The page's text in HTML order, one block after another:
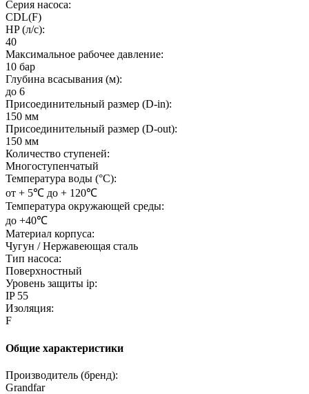
Серия насоса:
CDL(F)
HP (л/с):
40
Максимальное рабочее давление:
10 бар
Глубина всасывания (м):
до 6
Присоединительный размер (D-in):
150 мм
Присоединительный размер (D-out):
150 мм
Количество ступеней:
Многоступенчатый
Температура воды (°C):
от + 5℃ до + 120℃
Температура окружающей среды:
до +40℃
Материал корпуса:
Чугун / Нержавеющая сталь
Тип насоса:
Поверхностный
Уровень защиты ip:
IP 55
Изоляция:
F
Общие характеристики
Производитель (бренд):
Grandfar